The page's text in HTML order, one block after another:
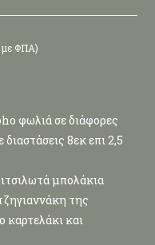
με ΦΠΑ)
φωλιά σε διάφορες
8εκ επι 2,5
μπολάκια
της
καρτελάκι και